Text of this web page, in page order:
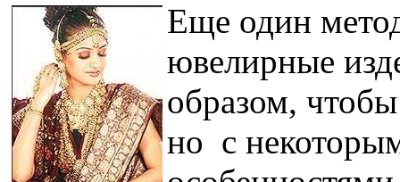
Еще один
ювелирные
образом,
но с